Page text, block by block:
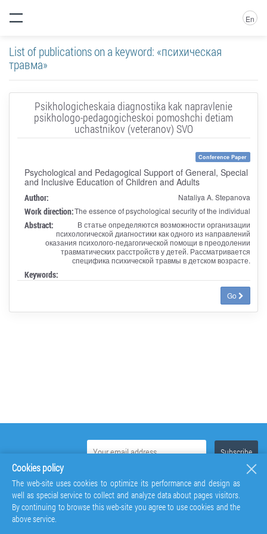
En
List of publications on a keyword: «психическая
травма»
Psikhologicheskaia diagnostika kak napravlenie
psikhologo-pedagogicheskoi pomoshchi detiam
uchastnikov (veteranov) SVO
Conference Paper
Psychological and Pedagogical Support of General, Special
and Inclusive Education of Children and Adults
Author: Nataliya A. Stepanova
Work direction:The essence of psychological security of the individual
Abstract:
В статье определяются возможности организации
психологической диагностики как одного из направлений
оказания психолого-педагогической помощи в преодолении
травматических расстройств у детей. Рассматривается
специфика психической травмы в детском возрасте.
Keywords:
Go
Cookies policy
The web-site uses cookies to optimize its performance and design as
well as special service to collect and analyze data about pages visitors.
By continuing to browse this web-site you agree to use cookies and the
above service.